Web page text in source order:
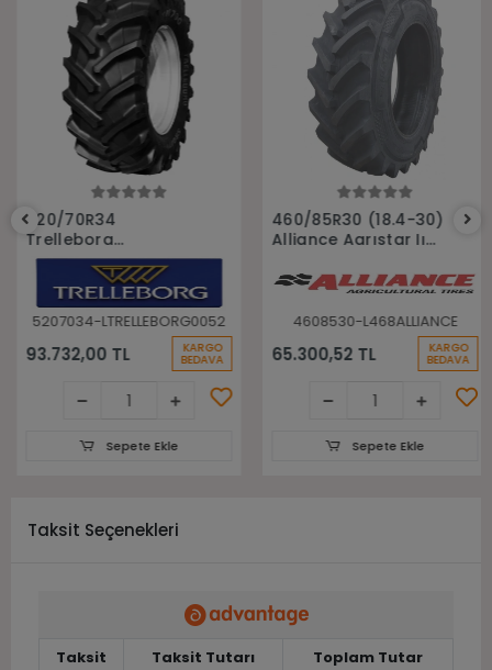
520/70R34
Trelleborg
148A8(148B) Tm700
Tl Radyal Traktör
Lastiği
5207034-LTRELLEBORG0052
93.732,00 TL KARGO
BEDAVA
Sepete Ekle
Sepete Ekle
460/85R30 (18.4-30)
Alliance Agrıstar Iı
Traktör lastiği
4608530-L468ALLIANCE
65.300,52 TL KARGO
BEDAVA
Sepete Ekle
Taksit Seçenekleri
Taksit Taksit Tutarı Toplam Tutar